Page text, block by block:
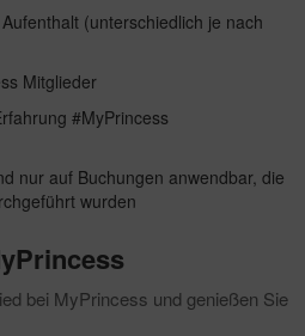
(unterschiedlich je nach
Mitglieder
#MyPrincess
nur auf Buchungen anwendbar, die
wurden
bei MyPrincess und genießen Sie